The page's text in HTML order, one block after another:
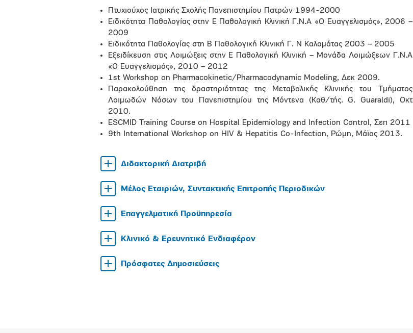
Πτυχιούχος Ιατρικής Σχολής Πανεπιστημίου Πατρών 1994-2000
Ειδικότητα Παθολογίας στην Ε Παθολογική Κλινική Γ.Ν.Α «Ο Ευαγγελισμός», 2006 –
2009
Ειδικότητα Παθολογίας στη Β Παθολογική Κλινική Γ. Ν Καλαμάτας 2003 – 2005
Εξειδίκευση στις Λοιμώξεις στην Ε Παθολογική Κλινική – Μονάδα Λοιμώξεων Γ.Ν.Α
«Ο Ευαγγελισμός», 2010 – 2012
1st Workshop on Pharmacokinetic/Pharmacodynamic Modeling, Δεκ 2009.
Παρακολούθηση της δραστηριότητας της Μεταβολικής Κλινικής του Τμήματος
Λοιμωδών Νόσων του Πανεπιστημίου της Μόντενα (Καθ/τής. G. Guaraldi), Οκτ
2010.
ESCMID Training Course on Hospital Epidemiology and Infection Control, Σεπ 2011
9th International Workshop on HIV & Hepatitis Co-Infection, Ρώμη, Μάϊος 2013.
Διδακτορική Διατριβή
Μέλος Εταιριών, Συντακτικής Επιτροπής Περιοδικών
Επαγγελματική Προϋπηρεσία
Κλινικό & Ερευνητικό Ενδιαφέρον
Πρόσφατες Δημοσιεύσεις